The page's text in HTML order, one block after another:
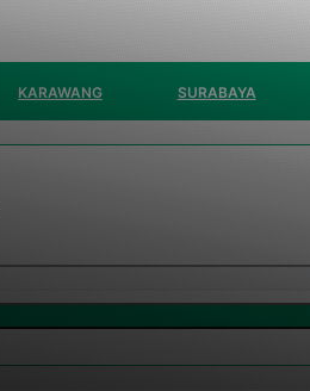
KARAWANG SURABAYA